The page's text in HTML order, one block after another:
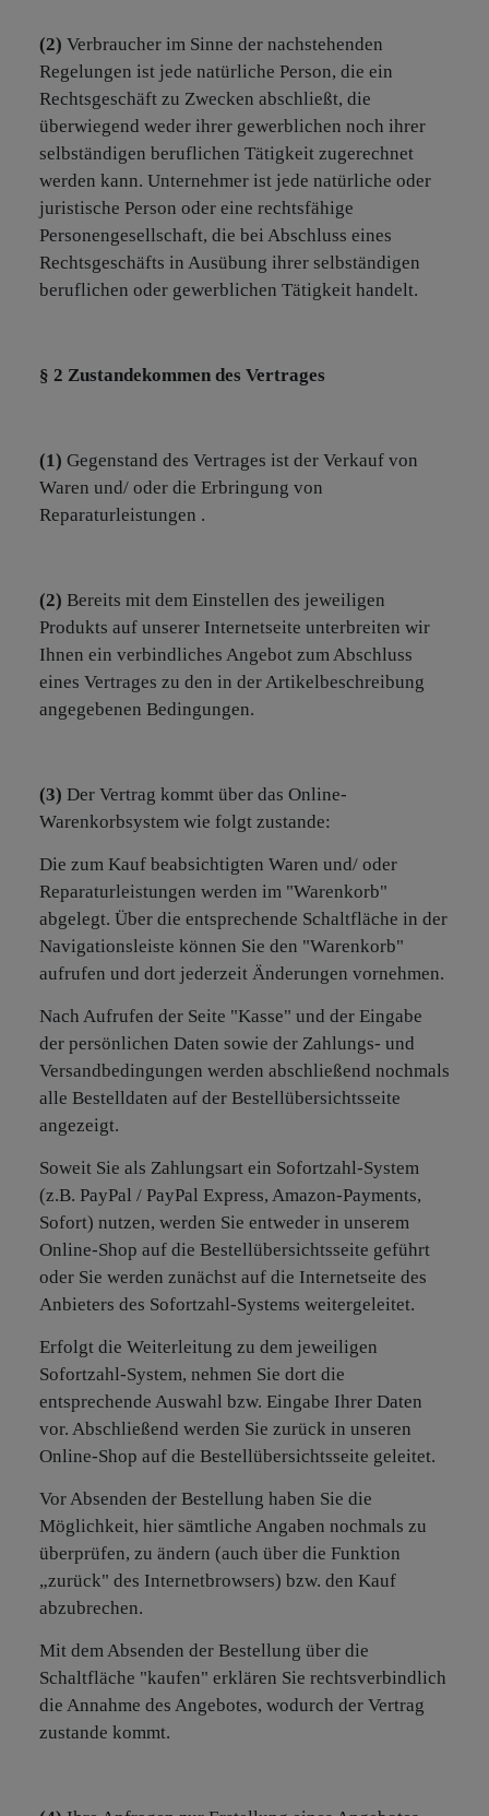
(2) Verbraucher im Sinne der nachstehenden
Regelungen ist jede natürliche Person, die ein
Rechtsgeschäft zu Zwecken abschließt, die
überwiegend weder ihrer gewerblichen noch ihrer
selbständigen beruflichen Tätigkeit zugerechnet
werden kann. Unternehmer ist jede natürliche oder
juristische Person oder eine rechtsfähige
Personengesellschaft, die bei Abschluss eines
Rechtsgeschäfts in Ausübung ihrer selbständigen
beruflichen oder gewerblichen Tätigkeit handelt.
§ 2 Zustandekommen des Vertrages
(1) Gegenstand des Vertrages ist der Verkauf von
Waren und/ oder die Erbringung von
Reparaturleistungen .
(2) Bereits mit dem Einstellen des jeweiligen
Produkts auf unserer Internetseite unterbreiten wir
Ihnen ein verbindliches Angebot zum Abschluss
eines Vertrages zu den in der Artikelbeschreibung
angegebenen Bedingungen.
(3) Der Vertrag kommt über das Online-
Warenkorbsystem wie folgt zustande:
Die zum Kauf beabsichtigten Waren und/ oder
Reparaturleistungen werden im "Warenkorb"
abgelegt. Über die entsprechende Schaltfläche in der
Navigationsleiste können Sie den "Warenkorb"
aufrufen und dort jederzeit Änderungen vornehmen.
Nach Aufrufen der Seite "Kasse" und der Eingabe
der persönlichen Daten sowie der Zahlungs- und
Versandbedingungen werden abschließend nochmals
alle Bestelldaten auf der Bestellübersichtsseite
angezeigt.
Soweit Sie als Zahlungsart ein Sofortzahl-System
(z.B. PayPal / PayPal Express, Amazon-Payments,
Sofort) nutzen, werden Sie entweder in unserem
Online-Shop auf die Bestellübersichtsseite geführt
oder Sie werden zunächst auf die Internetseite des
Anbieters des Sofortzahl-Systems weitergeleitet.
Erfolgt die Weiterleitung zu dem jeweiligen
Sofortzahl-System, nehmen Sie dort die
entsprechende Auswahl bzw. Eingabe Ihrer Daten
vor. Abschließend werden Sie zurück in unseren
Online-Shop auf die Bestellübersichtsseite geleitet.
Vor Absenden der Bestellung haben Sie die
Möglichkeit, hier sämtliche Angaben nochmals zu
überprüfen, zu ändern (auch über die Funktion
„zurück" des Internetbrowsers) bzw. den Kauf
abzubrechen.
Mit dem Absenden der Bestellung über die
Schaltfläche "kaufen" erklären Sie rechtsverbindlich
die Annahme des Angebotes, wodurch der Vertrag
zustande kommt.